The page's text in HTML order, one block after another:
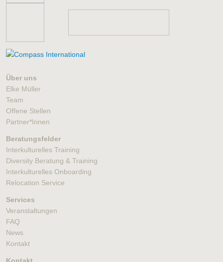
Über uns
Elke Müller
Team
Offene Stellen
Partner*Innen
Beratungsfelder
Interkulturelles Training
Diversity Beratung & Training
Interkulturelles Onboarding
Relocation Service
Services
Veranstaltungen
FAQ
News
Kontakt